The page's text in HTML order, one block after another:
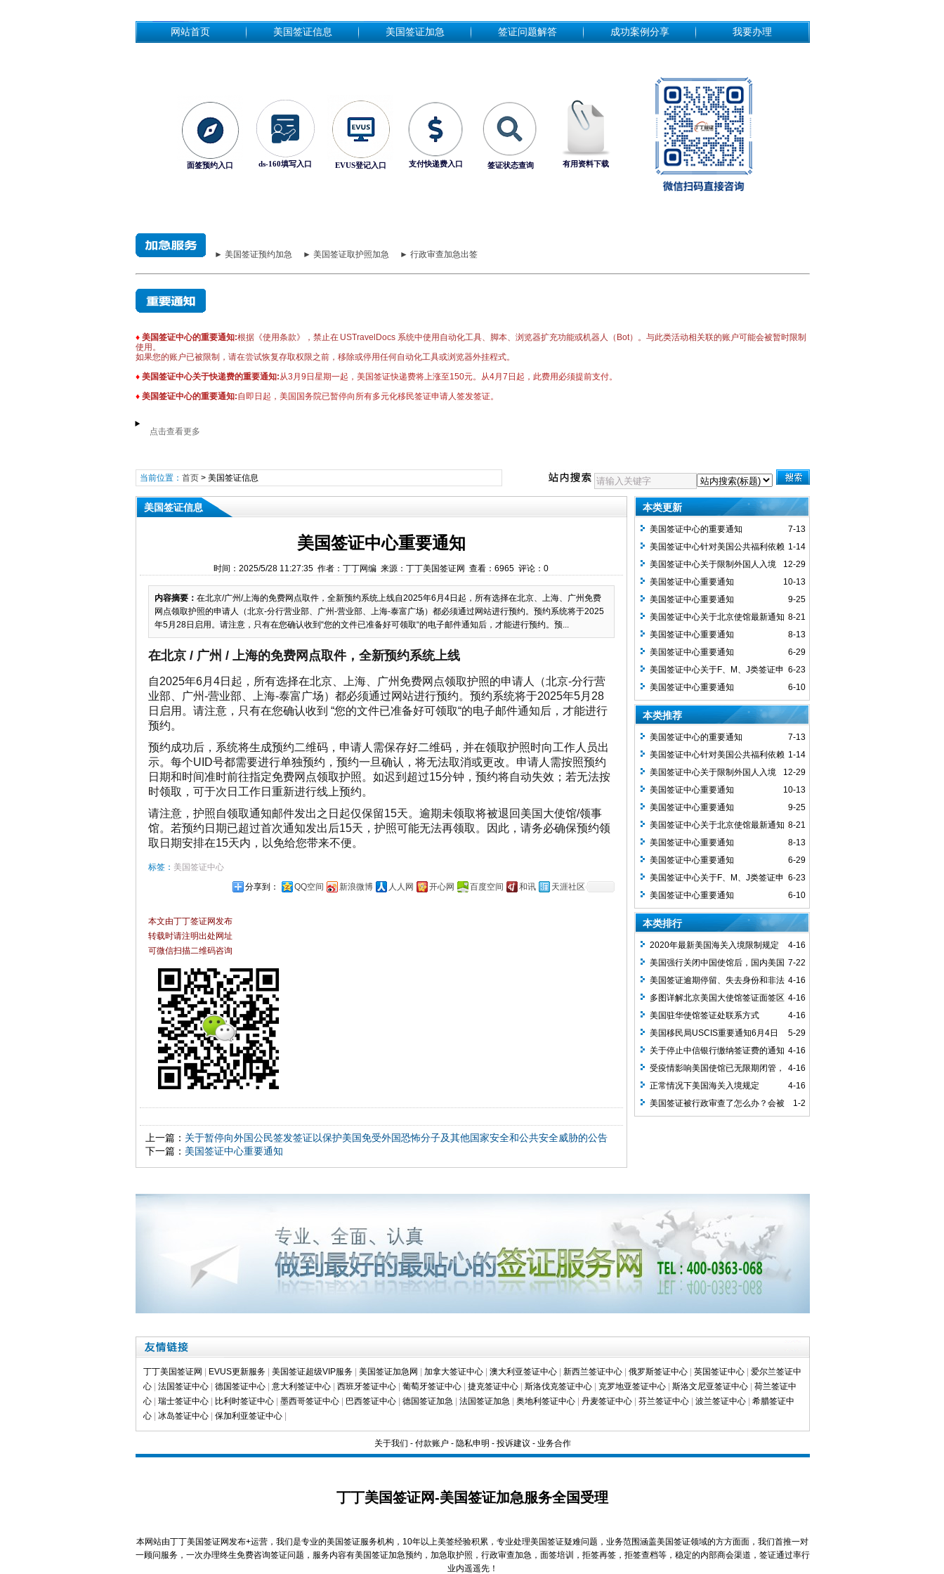
网站首页 美国签证信息 美国签证加急 签证问题解答 成功案例分享 我要办理
面签预约入口 ds-160填写入口 EVUS登记入口 支付快递费入口 签证状态查询 有用资料下载
► 美国签证预约加急 ► 美国签证取护照加急 ► 行政审查加急出签
♦ 美国签证中心的重要通知:根据《使用条款》，禁止在 USTravelDocs 系统中使用自动化工具、脚本、浏览器扩充功能或机器人（Bot）。与此类活动相关联的账户可能会被暂时限制
使用。
如果您的账户已被限制，请在尝试恢复存取权限之前，移除或停用任何自动化工具或浏览器外挂程式。
♦ 美国签证中心关于快递费的重要通知:从3月9日星期一起，美国签证快递费将上涨至150元。
​从4月7日起，此费用必须提前支付。
♦ 美国签证中心的重要通知:自即日起，美国国务院已暂停向所有多元化移民签证申请人签发签证。
点击查看更多
当前位置： 首页> 美国签证信息
美国签证信息
美国签证中心重要通知
时间：2025/5/28 11:27:35 作者：丁丁网编 来源：丁丁美国签证网 查看：6965 评论：0
内容摘要： 在北京/广州/上海的免费网点取件，全新预约系统上线自2025年6月4日起，所有选择在北京、上海、广州免费
网点领取护照的申请人（北京-分行营业部、广州-营业部、上海-泰富广场）都必须通过网站进行预约。预约系统将于2025
年5月28日启用。请注意，只有在您确认收到“您的文件已准备好可领取“的电子邮件通知后，才能进行预约。预...
在北京 / 广州 / 上海的免费网点取件，全新预约系统上线
自2025年6月4日起，所有选择在北京、上海、广州免费网点领取护照的申请人（北京-分行营
业部、广州-营业部、上海-泰富广场）都必须通过网站进行预约。预约系统将于2025年5月28
日启用。请注意，只有在您确认收到 “您的文件已准备好可领取“的电子邮件通知后，才能进行
预约。
预约成功后，系统将生成预约二维码，申请人需保存好二维码，并在领取护照时向工作人员出
示。每个UID号都需要进行单独预约，预约一旦确认，将无法取消或更改。申请人需按照预约
日期和时间准时前往指定免费网点领取护照。如迟到超过15分钟，预约将自动失效；若无法按
时领取，可于次日工作日重新进行线上预约。
请注意，护照自领取通知邮件发出之日起仅保留15天。逾期未领取将被退回美国大使馆/领事
馆。若预约日期已超过首次通知发出后15天，护照可能无法再领取。因此，请务必确保预约领
取日期安排在15天内，以免给您带来不便。
标签： 美国签证中心
分享到：
QQ空间 新浪微博 人人网 开心网 百度空间 和讯 天涯社区
本文由丁丁签证网发布
转载时请注明出处网址
可微信扫描二维码咨询
上一篇： 关于暂停向外国公民签发签证以保护美国免受外国恐怖分子及其他国家安全和公共安全威胁的公告
下一篇： 美国签证中心重要通知
本类更新
7-13
美国签证中心的重要通知
1-14
美国签证中心针对美国公共福利依赖
风险较高国家国民的移民签证办理更新的
重要通知
12-29
美国签证中心关于限制外国人入境
的总统公告第10998号重要通知
10-13
美国签证中心重要通知
9-25
美国签证中心重要通知
8-21
美国签证中心关于北京使馆最新通知
8-13
美国签证中心重要通知
6-29
美国签证中心重要通知
6-23
美国签证中心关于F、M、J类签证申
请人社交媒体审查通知
6-10
美国签证中心重要通知
本类推荐
7-13
美国签证中心的重要通知
1-14
美国签证中心针对美国公共福利依赖
风险较高国家国民的移民签证办理更新的
重要通知
12-29
美国签证中心关于限制外国人入境
的总统公告第10998号重要通知
10-13
美国签证中心重要通知
9-25
美国签证中心重要通知
8-21
美国签证中心关于北京使馆最新通知
8-13
美国签证中心重要通知
6-29
美国签证中心重要通知
6-23
美国签证中心关于F、M、J类签证申
请人社交媒体审查通知
6-10
美国签证中心重要通知
本类排行
4-16
2020年最新美国海关入境限制规定
7-22
美国强行关闭中国使馆后，国内美国
使馆恢复签证申请无指望了！
4-16
美国签证逾期停留、失去身份和非法
滞留的区别
4-16
多图详解北京美国大使馆签证面签区
域
4-16
美国驻华使馆签证处联系方式
5-29
美国移民局USCIS重要通知6月4日
后或将重启！
4-16
关于停止中信银行缴纳签证费的通知
4-16
受疫情影响美国使馆已无限期闭管，
恢复时间待定！
4-16
正常情况下美国海关入境规定
1-2
美国签证被行政审查了怎么办？会被
丁丁美国签证网 EVUS更新服务 美国签证超级VIP服务 美国签证加急网 加拿大签证中心 澳大利亚签证中心 新西兰签证中心 俄罗斯签证中心 英国签证中心
爱尔兰签证中
心
法国签证中心 德国签证中心 意大利签证中心 西班牙签证中心 葡萄牙签证中心 捷克签证中心 斯洛伐克签证中心 克罗地亚签证中心 斯洛文尼亚签证中心
荷兰签证中
心
瑞士签证中心 比利时签证中心 墨西哥签证中心 巴西签证中心 德国签证加急 法国签证加急 奥地利签证中心 丹麦签证中心 芬兰签证中心 波兰签证中心
希腊签证中
心
冰岛签证中心 保加利亚签证中心
关于我们 - 付款账户 - 隐私申明 - 投诉建议 - 业务合作
丁丁美国签证网-美国签证加急服务全国受理
本网站由丁丁美国签证网发布+运营，我们是专业的美国签证服务机构，10年以上美签经验积累，专业处理美国签证疑难问题，业务范围涵盖美国签证领域的方方面面，我们首推一对
一顾问服务，一次办理终生免费咨询签证问题，服务内容有美国签证加急预约，加急取护照，行政审查加急，面签培训，拒签再签，拒签查档等，稳定的内部商会渠道，签证通过率行
业内遥遥先！